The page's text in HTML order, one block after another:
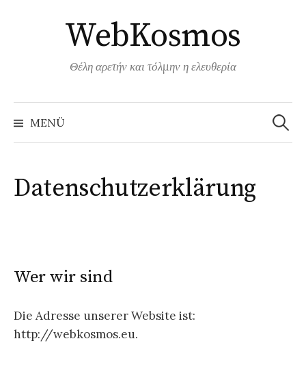
WebKosmos
Θέλη αρετήν και τόλμην η ελευθερία
MENÜ
Suchen
nach:
Datenschutzerklärung
Wer wir sind
Die Adresse unserer Website ist:
http://webkosmos.eu.